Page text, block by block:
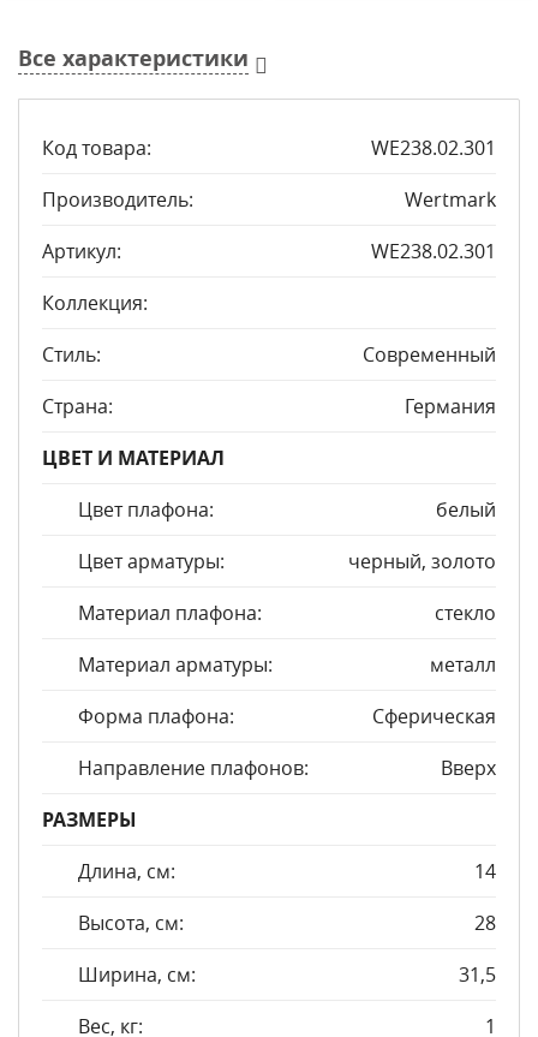
Все характеристики
Код товара:
WE238.02.301
Производитель:
Wertmark
Артикул:
WE238.02.301
Коллекция:
Стиль:
Современный
Страна:
Германия
ЦВЕТ И МАТЕРИАЛ
Цвет плафона:
белый
Цвет арматуры:
черный, золото
Материал плафона:
стекло
Материал арматуры:
металл
Форма плафона:
Сферическая
Направление плафонов:
Вверх
РАЗМЕРЫ
Длина, см:
14
Высота, см:
28
Ширина, см:
31,5
Вес, кг:
1